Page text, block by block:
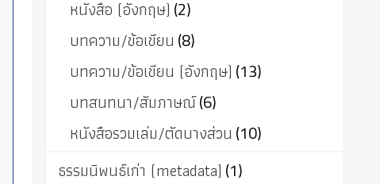
หนังสือ (อังกฤษ) (2)
บทความ/ข้อเขียน (8)
บทความ/ข้อเขียน (อังกฤษ) (13)
บทสนทนา/สัมภาษณ์(6)
หนังสือรวมเล่ม/ตัดบางส่วน (10)
ธรรมนิพนธ์เก่า (metadata) (1)